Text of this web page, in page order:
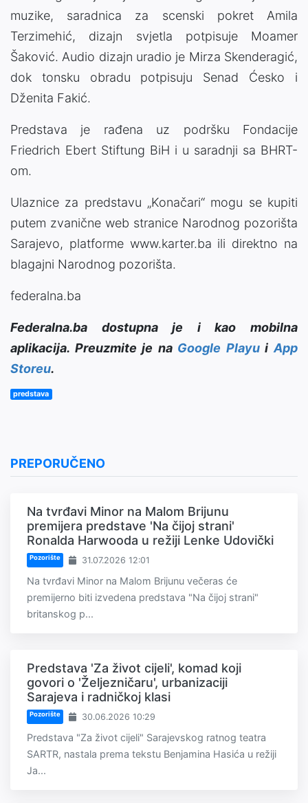
muzike, saradnica za scenski pokret Amila
Terzimehić, dizajn svjetla potpisuje Moamer
Šaković. Audio dizajn uradio je Mirza Skenderagić,
dok tonsku obradu potpisuju Senad Ćesko i
Dženita Fakić.
Predstava je rađena uz podršku Fondacije
Friedrich Ebert Stiftung BiH i u saradnji sa BHRT-
om.
Ulaznice za predstavu „Konačari“ mogu se kupiti
putem zvanične web stranice Narodnog pozorišta
Sarajevo, platforme www.karter.ba ili direktno na
blagajni Narodnog pozorišta.
federalna.ba
Federalna.ba dostupna je i kao mobilna
aplikacija. Preuzmite je na Google PlayuiApp
Storeu.
predstava
PREPORUČENO
Na tvrđavi Minor na Malom Brijunu
premijera predstave 'Na čijoj strani'
Ronalda Harwooda u režiji Lenke Udovički
Pozorište 31.07.2026 12:01
Na tvrđavi Minor na Malom Brijunu večeras će
premijerno biti izvedena predstava "Na čijoj strani"
britanskog p...
Predstava 'Za život cijeli', komad koji
govori o 'Željezničaru', urbanizaciji
Sarajeva i radničkoj klasi
Pozorište 30.06.2026 10:29
Predstava "Za život cijeli" Sarajevskog ratnog teatra
SARTR, nastala prema tekstu Benjamina Hasića u režiji
Ja...